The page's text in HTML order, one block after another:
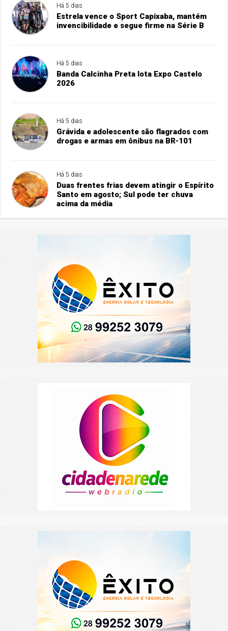
Há 5 dias
Estrela vence o Sport Capixaba, mantém
invencibilidade e segue firme na Série B
Há 5 dias
Banda Calcinha Preta lota Expo Castelo
2026
Há 5 dias
Grávida e adolescente são flagrados com
drogas e armas em ônibus na BR-101
Há 5 dias
Duas frentes frias devem atingir o Espírito
Santo em agosto; Sul pode ter chuva
acima da média